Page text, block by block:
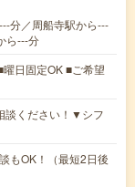
分／周船寺駅から---
ら---分
曜日固定OK ■ご希望
談ください！▼シフ
もOK！（最短2日後